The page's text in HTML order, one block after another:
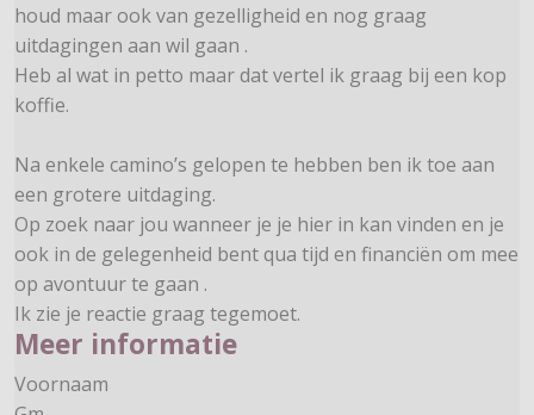
houd maar ook van gezelligheid en nog graag
uitdagingen aan wil gaan .
Heb al wat in petto maar dat vertel ik graag bij een kop
koffie.
Na enkele camino’s gelopen te hebben ben ik toe aan
een grotere uitdaging.
Op zoek naar jou wanneer je je hier in kan vinden en je
ook in de gelegenheid bent qua tijd en financiën om mee
op avontuur te gaan .
Ik zie je reactie graag tegemoet.
Meer informatie
Voornaam